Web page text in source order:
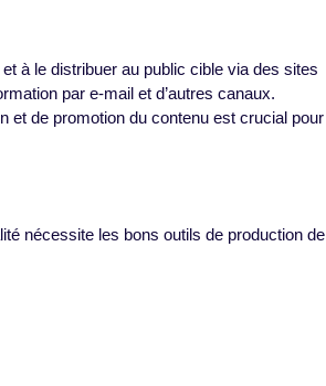
à le distribuer au public cible via des sites
par e-mail et d’autres canaux.
et de promotion du contenu est crucial pour
nécessite les bons outils de production de